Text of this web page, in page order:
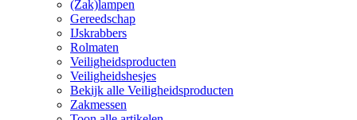
(Zak)lampen
Gereedschap
IJskrabbers
Rolmaten
Veiligheidsproducten
Veiligheidshesjes
Bekijk alle Veiligheidsproducten
Zakmessen